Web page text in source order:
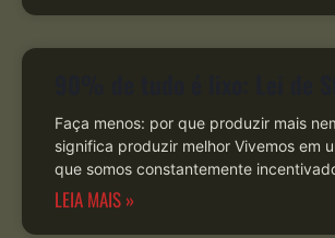
Faça menos: por que produzir mais
significa produzir melhor Vivemos em
que somos constantemente
LEIA MAIS »